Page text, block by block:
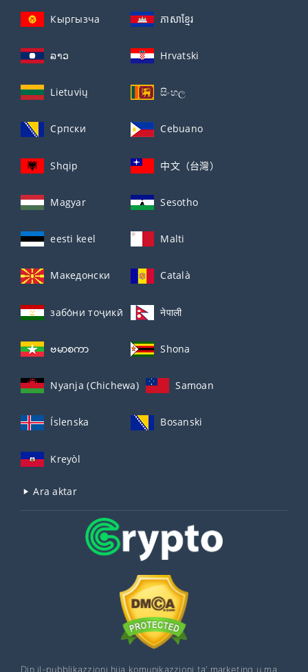
Кыргызча ភាសាខ្មែរ
ລາວ Hrvatski
Lietuvių සිංහල
Српски Cebuano
Shqip 中文（台灣）
Magyar Sesotho
eesti keel Malti
Македонски Català
забо́ни тоҷикӣ́ नेपाली
ဗမာစကာ Shona
Nyanja (Chichewa) Samoan
Íslenska Bosanski
Kreyòl
Ara aktar
Din il-pubblikazzjoni hija komunikazzjoni ta’ marketing u ma